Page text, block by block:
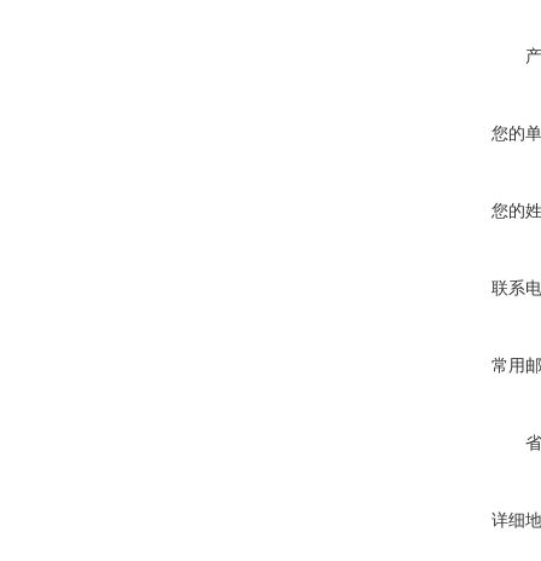
您的
您的
联系
常用
详细